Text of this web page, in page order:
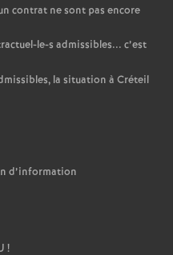
contrat ne sont pas encore
le-s admissibles... c’est
la situation à Créteil
d’information
!